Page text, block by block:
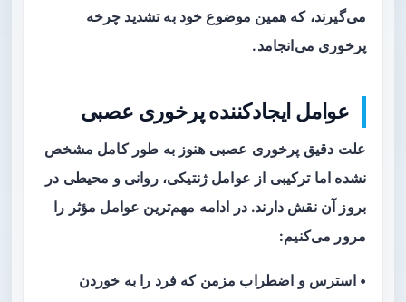
می‌گیرند، که همین موضوع خود به تشدید چرخه
پرخوری می‌انجامد.
عوامل ایجادکننده پرخوری عصبی
علت دقیق پرخوری عصبی هنوز به طور کامل مشخص
نشده اما ترکیبی از عوامل ژنتیکی، روانی و محیطی در
بروز آن نقش دارند. در ادامه مهم‌ترین عوامل مؤثر را
مرور می‌کنیم:
• استرس و اضطراب مزمن که فرد را به خوردن